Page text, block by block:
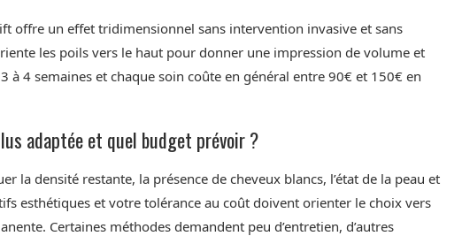
offre un effet tridimensionnel sans intervention invasive et sans
les poils vers le haut pour donner une impression de volume et
à 4 semaines et chaque soin coûte en général entre 90€ et 150€ en
adaptée et quel budget prévoir ?
la densité restante, la présence de cheveux blancs, l’état de la peau et
esthétiques et votre tolérance au coût doivent orienter le choix vers
Certaines méthodes demandent peu d’entretien, d’autres